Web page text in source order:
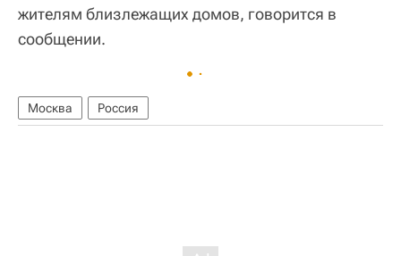
жителям близлежащих домов, говорится в
сообщении.
Москва Россия